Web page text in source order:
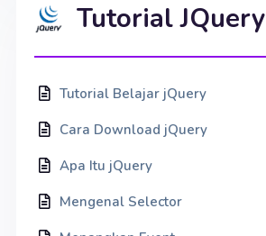
Tutorial JQuery
Tutorial Belajar jQuery
Cara Download jQuery
Apa Itu jQuery
Mengenal Selector